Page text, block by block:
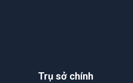
Trụ sở chính